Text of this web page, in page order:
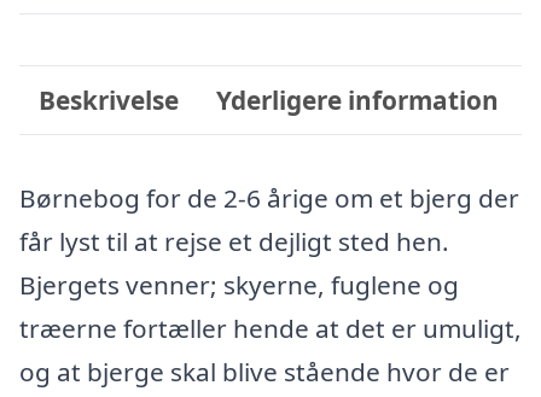
Beskrivelse Yderligere information
Børnebog for de 2-6 årige om et bjerg der
får lyst til at rejse et dejligt sted hen.
Bjergets venner; skyerne, fuglene og
træerne fortæller hende at det er umuligt,
og at bjerge skal blive stående hvor de er